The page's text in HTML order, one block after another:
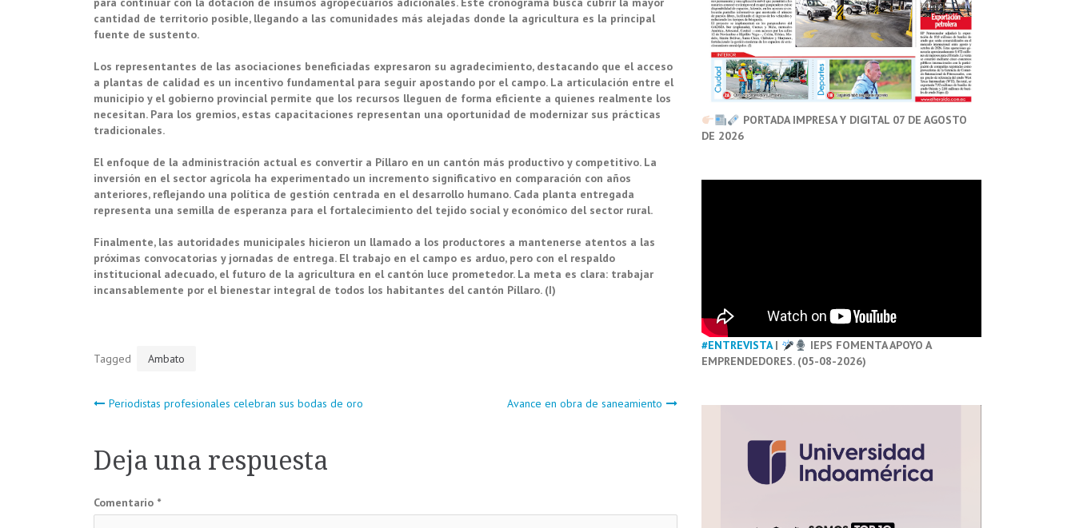
cantidad de territorio posible, llegando a las comunidades más alejadas donde la agricultura es la principal
fuente de sustento.
Los representantes de las asociaciones beneficiadas expresaron su agradecimiento, destacando que el acceso
a plantas de calidad es un incentivo fundamental para seguir apostando por el campo. La articulación entre el
municipio y el gobierno provincial permite que los recursos lleguen de forma eficiente a quienes realmente los
necesitan. Para los gremios, estas capacitaciones representan una oportunidad de modernizar sus prácticas
tradicionales.
El enfoque de la administración actual es convertir a Píllaro en un cantón más productivo y competitivo. La
inversión en el sector agrícola ha experimentado un incremento significativo en comparación con años
anteriores, reflejando una política de gestión centrada en el desarrollo humano. Cada planta entregada
representa una semilla de esperanza para el fortalecimiento del tejido social y económico del sector rural.
Finalmente, las autoridades municipales hicieron un llamado a los productores a mantenerse atentos a las
próximas convocatorias y jornadas de entrega. El trabajo en el campo es arduo, pero con el respaldo
institucional adecuado, el futuro de la agricultura en el cantón luce prometedor. La meta es clara: trabajar
incansablemente por el bienestar integral de todos los habitantes del cantón Píllaro. (I)
Tagged Ambato
Navegación
de
entradas
Periodistas profesionales celebran sus bodas de oro Avance en obra de saneamiento
Deja una respuesta
Comentario *
PORTADA IMPRESA Y DIGITAL 07 DE AGOSTO
DE 2026
#ENTREVISTA|
IEPS FOMENTA APOYO A
EMPRENDEDORES. (05-08-2026)